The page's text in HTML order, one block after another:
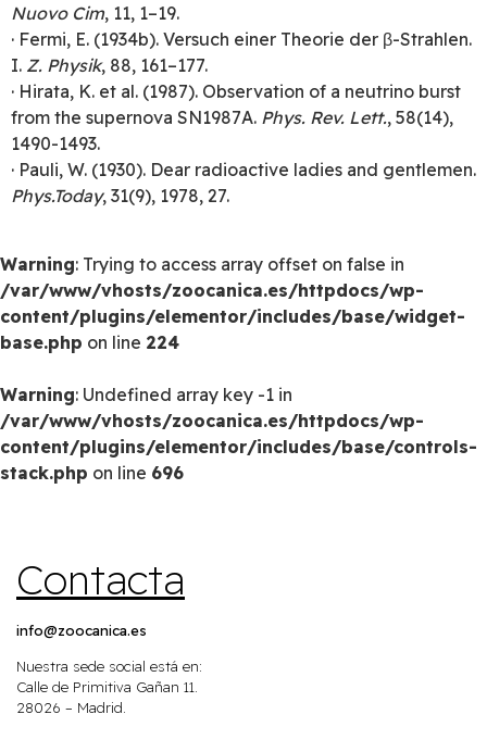
Nuovo Cim, 11, 1–19.
· Fermi, E. (1934b). Versuch einer Theorie der β-Strahlen.
I. Z. Physik, 88, 161–177.
· Hirata, K. et al. (1987). Observation of a neutrino burst
from the supernova SN1987A. Phys. Rev. Lett., 58(14),
1490-1493.
· Pauli, W. (1930). Dear radioactive ladies and gentlemen.
Phys.Today, 31(9), 1978, 27.
Warning: Trying to access array offset on false in
/var/www/vhosts/zoocanica.es/httpdocs/wp-
content/plugins/elementor/includes/base/widget-
base.php on line 224
Warning: Undefined array key -1 in
/var/www/vhosts/zoocanica.es/httpdocs/wp-
content/plugins/elementor/includes/base/controls-
stack.php on line 696
Contacta
info@zoocanica.es
Nuestra sede social está en:
Calle de Primitiva Gañan 11.
28026 – Madrid.